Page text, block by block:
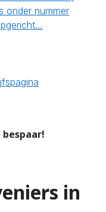
onder nummer
in